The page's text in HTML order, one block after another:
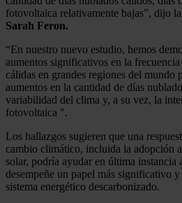
fotovoltaica relativamente bajas”, dijo
Sarah Feron.
“En nuestro nuevo estudio, hemos
aumentos significativos en la
cálidas en grandes regiones del mundo
aumentos en la cantidad de días
variabilidad del clima y, a su vez, la
fotovoltaica ".
Los hallazgos sugieren que una
cambio climático, incluida la adopción
solar, podría ayudar en última instancia
desempeñe un papel más significativo
sistema energético descarbonizado.